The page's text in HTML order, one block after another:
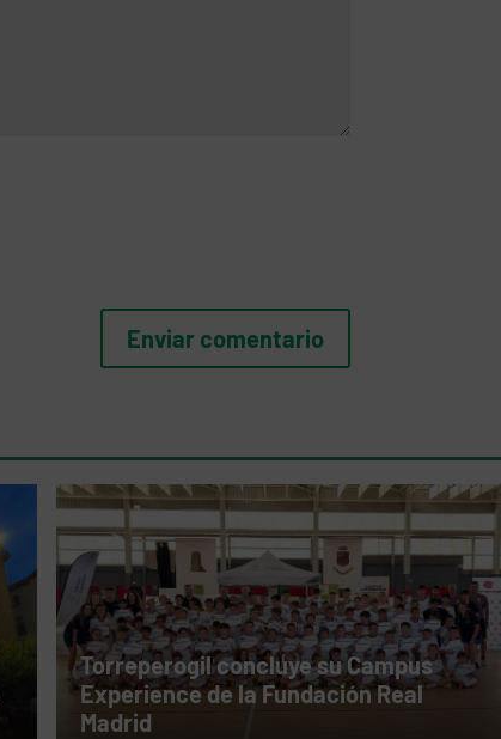
Torreperogil concluye su Campus
Experience de la Fundación Real
Madrid